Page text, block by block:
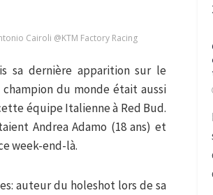
Cairoli @KTM Factory Racing
sa dernière apparition sur le
du monde était aussi
équipe Italienne à Red Bud.
Andrea Adamo (18 ans) et
week-end-là.
auteur du holeshot lors de sa